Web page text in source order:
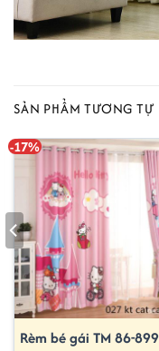
SẢN PHẨM TƯƠNG TỰ
-17%
Rèm bé gái TM 86-899